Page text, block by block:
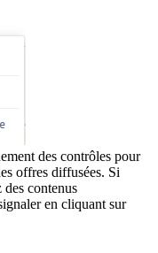
des contrôles pour
offres diffusées. Si
des contenus
en cliquant sur